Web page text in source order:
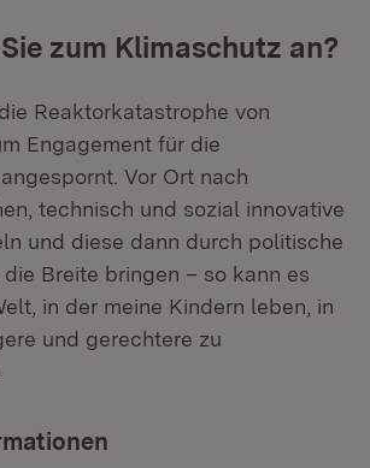
zum Klimaschutz an?
Reaktorkatastrophe von
Engagement für die
Vor Ort nach
technisch und sozial innovative
und diese dann durch politische
Breite bringen – so kann es
in der meine Kindern leben, in
und gerechtere zu